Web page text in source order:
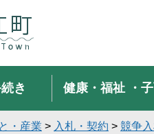
き 健康・福祉・子
・産業 > 入札・契約 > 競争